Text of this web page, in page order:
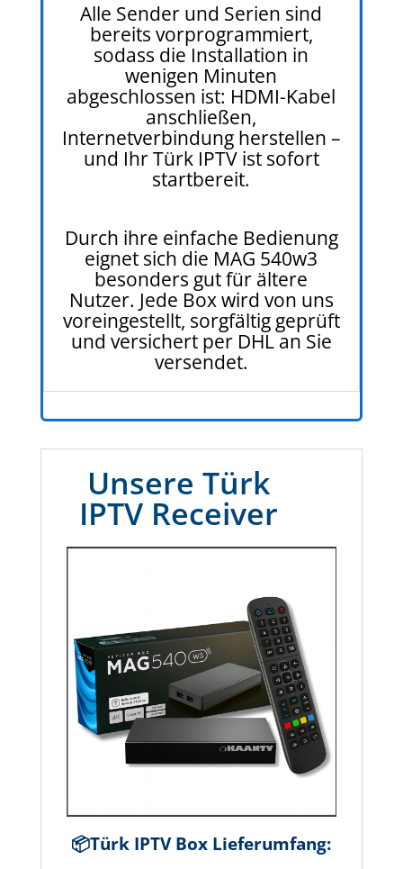
Alle Sender und Serien sind
bereits vorprogrammiert,
sodass die Installation in
wenigen Minuten
abgeschlossen ist: HDMI-Kabel
anschließen,
Internetverbindung herstellen –
und Ihr Türk IPTV ist sofort
startbereit.
Durch ihre einfache Bedienung
eignet sich die MAG 540w3
besonders gut für ältere
Nutzer. Jede Box wird von uns
voreingestellt, sorgfältig geprüft
und versichert per DHL an Sie
versendet.
Unsere Türk
IPTV Receiver
📦Türk IPTV Box Lieferumfang: